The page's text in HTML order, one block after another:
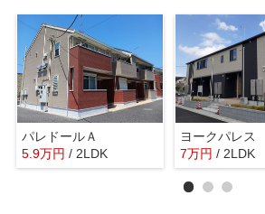
パレドールＡ
5.9万円 / 2LDK
ヨークパレス
7万円 / 2LDK